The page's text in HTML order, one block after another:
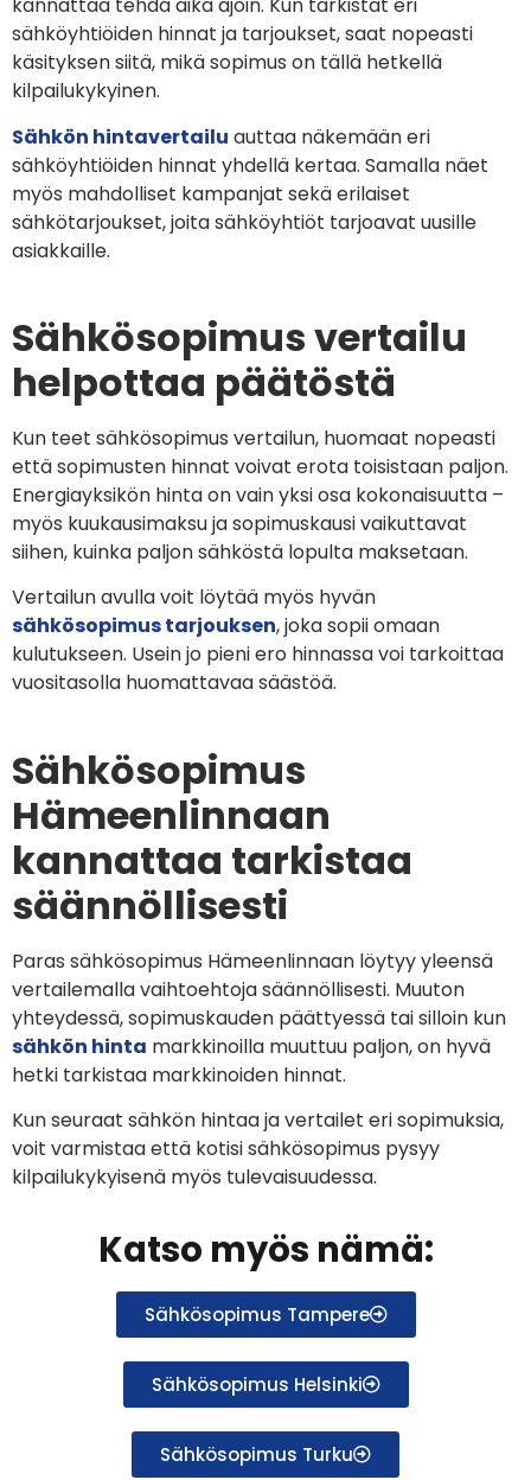
kannattaa tehdä aika ajoin. Kun tarkistat eri
sähköyhtiöiden hinnat ja tarjoukset, saat nopeasti
käsityksen siitä, mikä sopimus on tällä hetkellä
kilpailukykyinen.
Sähkön hintavertailu auttaa näkemään eri
sähköyhtiöiden hinnat yhdellä kertaa. Samalla näet
myös mahdolliset kampanjat sekä erilaiset
sähkötarjoukset, joita sähköyhtiöt tarjoavat uusille
asiakkaille.
Sähkösopimus vertailu
helpottaa päätöstä
Kun teet sähkösopimus vertailun, huomaat nopeasti
että sopimusten hinnat voivat erota toisistaan paljon.
Energiayksikön hinta on vain yksi osa kokonaisuutta –
myös kuukausimaksu ja sopimuskausi vaikuttavat
siihen, kuinka paljon sähköstä lopulta maksetaan.
Vertailun avulla voit löytää myös hyvän
sähkösopimus tarjouksen, joka sopii omaan
kulutukseen. Usein jo pieni ero hinnassa voi tarkoittaa
vuositasolla huomattavaa säästöä.
Sähkösopimus
Hämeenlinnaan
kannattaa tarkistaa
säännöllisesti
Paras sähkösopimus Hämeenlinnaan löytyy yleensä
vertailemalla vaihtoehtoja säännöllisesti. Muuton
yhteydessä, sopimuskauden päättyessä tai silloin kun
sähkön hinta markkinoilla muuttuu paljon, on hyvä
hetki tarkistaa markkinoiden hinnat.
Kun seuraat sähkön hintaa ja vertailet eri sopimuksia,
voit varmistaa että kotisi sähkösopimus pysyy
kilpailukykyisenä myös tulevaisuudessa.
Katso myös nämä:
Sähkösopimus Tampere
Sähkösopimus Helsinki
Sähkösopimus Turku